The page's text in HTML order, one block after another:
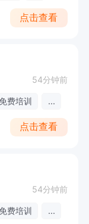
点击查看
54分钟前
费培训 ...
点击查看
54分钟前
费培训 ...